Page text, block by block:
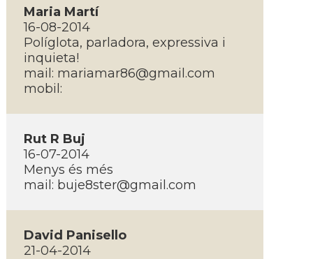
Maria Martí­
16-08-2014
Polí­glota, parladora, expressiva i
inquieta!
mail: mariamar86@gmail.com
mobil:
Rut R Buj
16-07-2014
Menys és més
mail: buje8ster@gmail.com
David Panisello
21-04-2014